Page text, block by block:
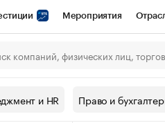
Мероприятия
СПб Спецпроекты
и HR Право и